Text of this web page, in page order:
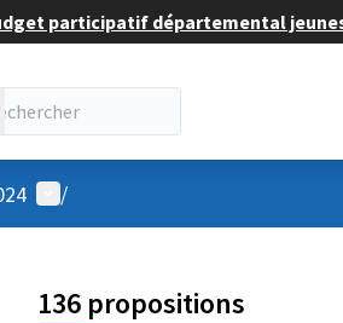
participatif départemental
Menu utilisateur
/
136 propositions